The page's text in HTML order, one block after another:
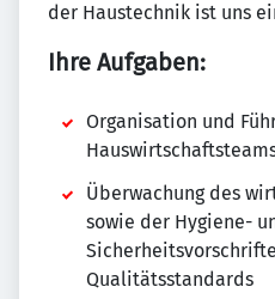
der Haustechnik ist uns
Ihre Aufgaben:
Organisation und
Überwachung des
sowie der Hygiene-
Qualitätsstandards